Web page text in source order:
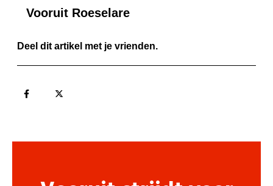
Vooruit Roeselare
Deel dit artikel met je vrienden.